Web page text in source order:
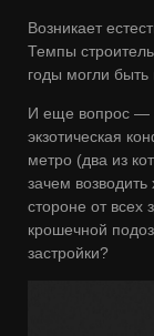
Возникает
Темпы
годы могли быть
И еще вопрос —
экзотическая
метро (два из
зачем
стороне от
крошечной
застройки?